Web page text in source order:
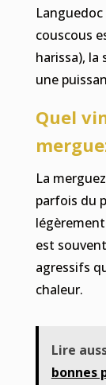
couscous
harissa),
une
Quel
La
parfois du
est
agressifs
chaleur.
Lire
bonnes